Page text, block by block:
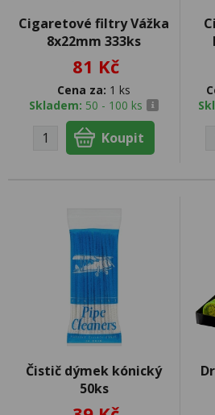
Cigaretové filtry Vážka
8x22mm 333ks
81 Kč
Cena za: 1 ks
Skladem: 50 - 100 ks
Čistič dýmek kónický
50ks